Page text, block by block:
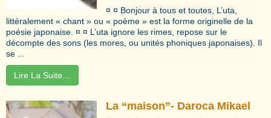
¤ ¤ Bonjour à tous et toutes, L’uta,
littéralement « chant » ou « poème » est la forme originelle de la
poésie japonaise. ¤ ¤ L’uta ignore les rimes, repose sur le
décompte des sons (les mores, ou unités phoniques japonaises). Il
se ...
Lire La Suite…
La “maison”- Daroca Mikael